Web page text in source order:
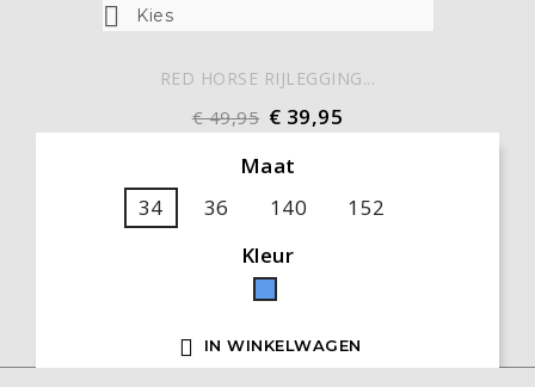
 Kies
RED HORSE RIJLEGGING...
€ 49,95 € 39,95
Maat
34
36 140
152
Kleur
Blauw
 IN WINKELWAGEN